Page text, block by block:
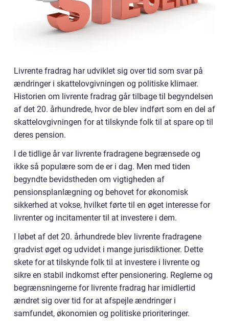
Livrente fradrag har udviklet sig over tid som svar på
ændringer i skattelovgivningen og politiske klimaer.
Historien om livrente fradrag går tilbage til begyndelsen
af det 20. århundrede, hvor de blev indført som en del af
skattelovgivningen for at tilskynde folk til at spare op til
deres pension.
I de tidlige år var livrente fradragene begrænsede og
ikke så populære som de er i dag. Men med tiden
begyndte bevidstheden om vigtigheden af
pensionsplanlægning og behovet for økonomisk
sikkerhed at vokse, hvilket førte til en øget interesse for
livrenter og incitamenter til at investere i dem.
I løbet af det 20. århundrede blev livrente fradragene
gradvist øget og udvidet i mange jurisdiktioner. Dette
skete for at tilskynde folk til at investere i livrente og
sikre en stabil indkomst efter pensionering. Reglerne og
begrænsningerne for livrente fradrag har imidlertid
ændret sig over tid for at afspejle ændringer i
samfundet, økonomien og politiske prioriteringer.